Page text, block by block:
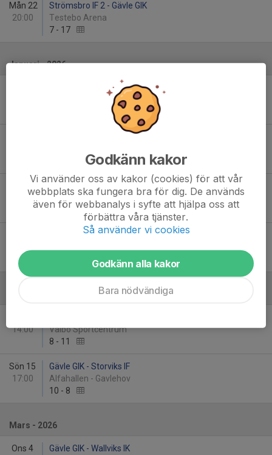
Mån 22
20:00
Strömsbro IF 2 - Gävle GIK
Testebo Arena
7 - 17
Januari - 2026
Gävle GIK - KFUM Falun
Alfahallen - Gavlehov
IBK Njutånger - Gävle GIK
12:00
Gävle GIK - Forsbacka IK
Hemlingborg idrottshall
13
-8
Gävle GIK - IBF Falun Utveckling 2
14:00
Valbo Sportcentrum
8 - 11
Sön 15
17:00
Gävle GIK - Storviks IF
Alfahallen - Gavlehov
10 - 8
Mars - 2026
Ons 4
Gävle GIK - Wallviks IK
Godkänn kakor
Vi använder oss av kakor (cookies) för att vår
webbplats ska fungera bra för dig. De används
även för webbanalys i syfte att hjälpa oss att
förbättra våra tjänster.
Så använder vi cookies
Godkänn alla kakor
Bara nödvändiga